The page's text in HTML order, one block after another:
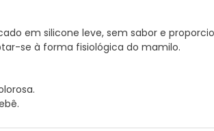
em silicone leve, sem sabor e
se à forma fisiológica do mamilo.